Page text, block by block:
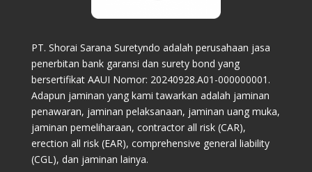
PT. Shorai Sarana Suretyndo adalah perusahaan jasa
penerbitan bank garansi dan surety bond yang
bersertifikat AAUI Nomor: 20240928.A01-000000001.
Adapun jaminan yang kami tawarkan adalah jaminan
penawaran, jaminan pelaksanaan, jaminan uang muka,
jaminan pemeliharaan, contractor all risk (CAR),
erection all risk (EAR), comprehensive general liability
(CGL), dan jaminan lainya.